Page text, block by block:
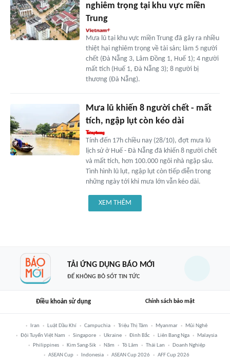
nghiêm trọng tại khu vực miền
Trung
Mưa lũ tại khu vực miền Trung đã gây ra nhiều
thiệt hại nghiêm trọng về tài sản; làm 5 người
chết (Đà Nẵng 3, Lâm Đồng 1, Huế 1); 4 người
mất tích (Huế 1, Đà Nẵng 3); 8 người bị
thương (Đà Nẵng).
Mưa lũ khiến 8 người chết - mất
tích, ngập lụt còn kéo dài
Tính đến 17h chiều nay (28/10), đợt mưa lũ
lịch sử ở Huế - Đà Nẵng đã khiến 8 người chết
và mất tích, hơn 100.000 ngôi nhà ngập sâu.
Tình hình lũ lụt, ngập lụt còn tiếp diễn trong
những ngày tới khi mưa lớn vẫn kéo dài.
XEM THÊM
TẢI ỨNG DỤNG BÁO MỚI
ĐỂ KHÔNG BỎ SÓT TIN TỨC
Điều khoản sử dụng Chính sách bảo mật
Iran Luật Dầu Khí Campuchia Triệu Thị Tâm Myanmar
Mũi Nghê
Đội Tuyển Việt Nam
Singapore Ukraine Đình Bắc Liên Bang Nga
Malaysia
Philippines
Kim Sang-Sik Năm Tô Lâm Thái Lan
Doanh Nghiệp
ASEAN Cup
Indonesia ASEAN Cup 2026 AFF Cup 2026